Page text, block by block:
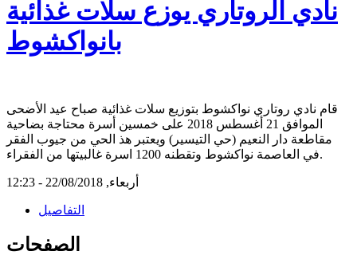
نادي الروتاري يوزع سلات غذائية
بانواكشوط
قام نادي روتاري نواكشوط بتوزيع سلات غذائية صباح عيد الأضحى
الموافق 21 أغسطس 2018 على خمسين أسرة محتاجة بضاحية
مقاطعة دار النعيم (حي التيسير) ويعتبر هذ الحي من جيوب الفقر
في العاصمة نواكشوط وتقطنه 1200 اسرة غالبيتها من الفقراء.
أربعاء, 22/08/2018 - 12:23
التفاصيل
الصفحات